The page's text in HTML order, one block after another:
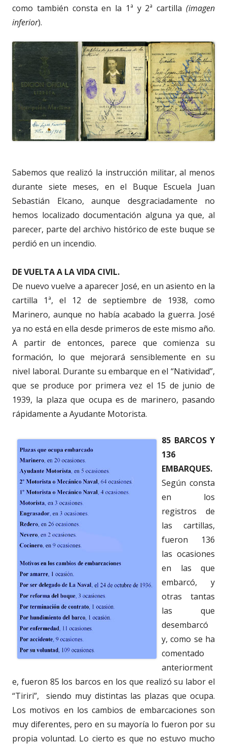
como también consta en la 1ª y 2ª cartilla (imagen
inferior).
Sabemos que realizó la instrucción militar, al menos
durante siete meses, en el Buque Escuela Juan
Sebastián Elcano, aunque desgraciadamente no
hemos localizado documentación alguna ya que, al
parecer, parte del archivo histórico de este buque se
perdió en un incendio.
DE VUELTA A LA VIDA CIVIL.
De nuevo vuelve a aparecer José, en un asiento en la
cartilla 1ª, el 12 de septiembre de 1938, como
Marinero, aunque no había acabado la guerra. José
ya no está en ella desde primeros de este mismo año.
A partir de entonces, parece que comienza su
formación, lo que mejorará sensiblemente en su
nivel laboral. Durante su embarque en el “Natividad”,
que se produce por primera vez el 15 de junio de
1939, la plaza que ocupa es de marinero, pasando
rápidamente a Ayudante Motorista.
85 BARCOS Y
136
EMBARQUES.
Según consta
en los
registros de
las cartillas,
fueron 136
las ocasiones
en las que
embarcó, y
otras tantas
las que
desembarcó
y, como se ha
comentado
anteriorment
e, fueron 85 los barcos en los que realizó su labor el
“Tiriri”, siendo muy distintas las plazas que ocupa.
Los motivos en los cambios de embarcaciones son
muy diferentes, pero en su mayoría lo fueron por su
propia voluntad. Lo cierto es que no estuvo mucho